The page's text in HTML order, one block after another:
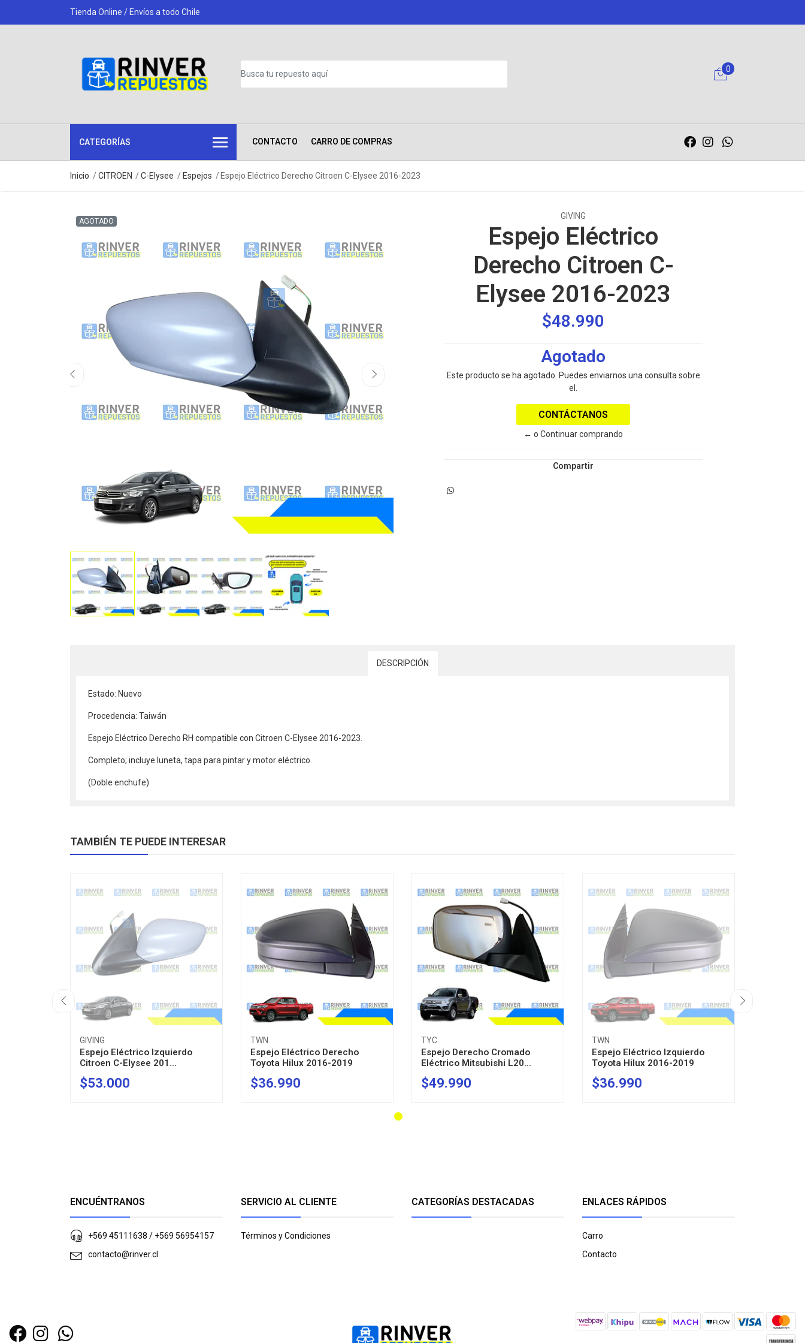
Tienda Online / Envíos a todo Chile
0
CATEGORÍAS CONTACTO CARRO DE COMPRAS
Inicio CITROEN C-Elysee Espejos Espejo Eléctrico Derecho Citroen C-Elysee 2016-2023
AGOTADO
GIVING
Espejo Eléctrico
Derecho Citroen C-
Elysee 2016-2023
$48.990
Agotado
Este producto se ha agotado. Puedes enviarnos una consulta sobre
el.
CONTÁCTANOS
← o Continuar comprando
Compartir
DESCRIPCIÓN
Estado: Nuevo
Procedencia: Taiwán
Espejo Eléctrico Derecho RH compatible con Citroen C-Elysee 2016-2023.
Completo; incluye luneta, tapa para pintar y motor eléctrico.
(Doble enchufe)
TAMBIÉN TE PUEDE INTERESAR
GIVING
Espejo Eléctrico Izquierdo
Citroen C-Elysee 201...
AGOTADO
$53.000
TWN
Espejo Eléctrico Derecho
Toyota Hilux 2016-2019
-
$36.990
TYC
Espejo Derecho Cromado
Eléctrico Mitsubishi L20...
-
$49.990
TWN
Espejo Eléctrico Izquierdo
Toyota Hilux 2016-2019
AGOTADO
$36.990
ENCUÉNTRANOS
+569 45111638 / +569 56954157
contacto@rinver.cl
SERVICIO AL CLIENTE
Términos y Condiciones
CATEGORÍAS DESTACADAS ENLACES RÁPIDOS
Carro
Contacto